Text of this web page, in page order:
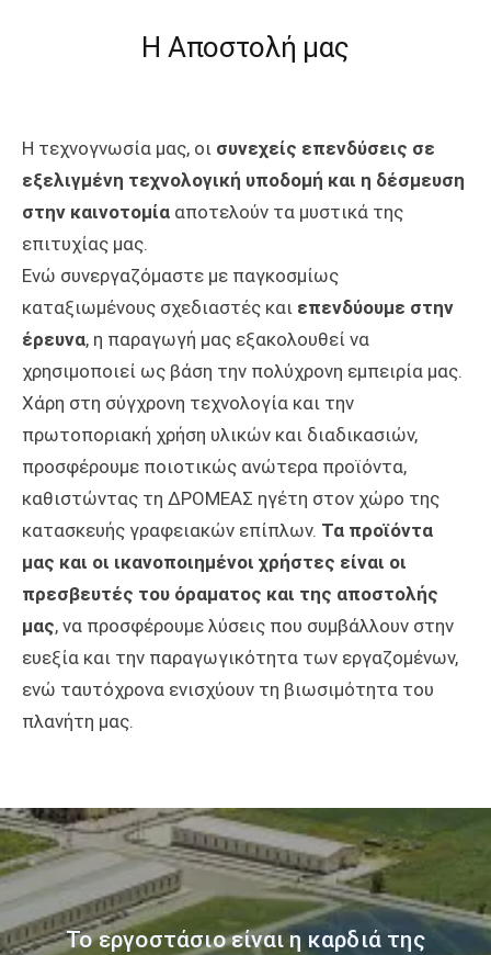
Η Αποστολή μας
Η τεχνογνωσία μας, οι συνεχείς επενδύσεις σε
εξελιγμένη τεχνολογική υποδομή και η δέσμευση
στην καινοτομία αποτελούν τα μυστικά της
επιτυχίας μας.
Ενώ συνεργαζόμαστε με παγκοσμίως
καταξιωμένους σχεδιαστές και επενδύουμε στην
έρευνα, η παραγωγή μας εξακολουθεί να
χρησιμοποιεί ως βάση την πολύχρονη εμπειρία μας.
Χάρη στη σύγχρονη τεχνολογία και την
πρωτοποριακή χρήση υλικών και διαδικασιών,
προσφέρουμε ποιοτικώς ανώτερα προϊόντα,
καθιστώντας τη ΔΡΟΜΕΑΣ ηγέτη στον χώρο της
κατασκευής γραφειακών επίπλων. Τα προϊόντα
μας και οι ικανοποιημένοι χρήστες είναι οι
πρεσβευτές του όραματος και της αποστολής
μας, να προσφέρουμε λύσεις που συμβάλλουν στην
ευεξία και την παραγωγικότητα των εργαζομένων,
ενώ ταυτόχρονα ενισχύουν τη βιωσιμότητα του
πλανήτη μας.
Το εργοστάσιο είναι η καρδιά της